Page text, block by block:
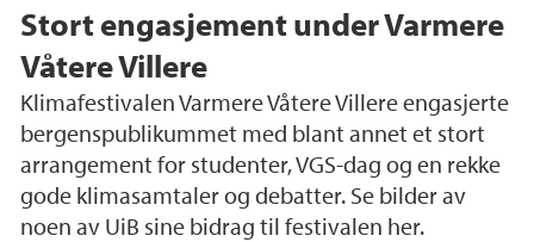
Stort engasjement under Varmere
Våtere Villere
Klimafestivalen Varmere Våtere Villere engasjerte
bergenspublikummet med blant annet et stort
arrangement for studenter, VGS-dag og en rekke
gode klimasamtaler og debatter. Se bilder av
noen av UiB sine bidrag til festivalen her.